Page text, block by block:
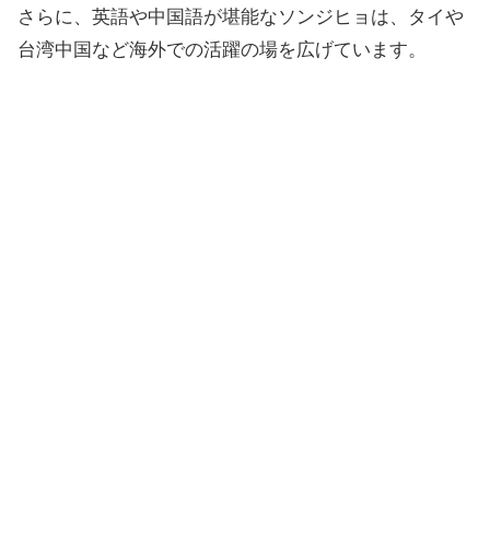
さらに、英語や中国語が堪能なソンジヒョは、タイや
台湾中国など海外での活躍の場を広げています。